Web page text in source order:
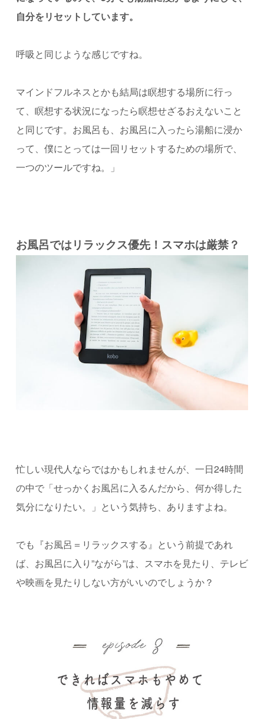
自分をリセットしています。
呼吸と同じような感じですね。
マインドフルネスとかも結局は瞑想する場所に行っ
て、瞑想する状況になったら瞑想せざるおえないこと
と同じです。お風呂も、お風呂に入ったら湯船に浸か
って、僕にとっては一回リセットするための場所で、
一つのツールですね。」
お風呂ではリラックス優先！スマホは厳禁？
忙しい現代人ならではかもしれませんが、一日24時間
の中で「せっかくお風呂に入るんだから、何か得した
気分になりたい。」という気持ち、ありますよね。
でも『お風呂＝リラックスする』という前提であれ
ば、お風呂に入り”ながら”は、スマホを見たり、テレビ
や映画を見たりしない方がいいのでしょうか？